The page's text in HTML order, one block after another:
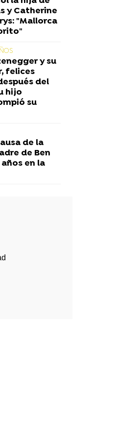
y Catherine
"Mallorca
y su
felices
del
hijo
su
de la
de Ben
en la